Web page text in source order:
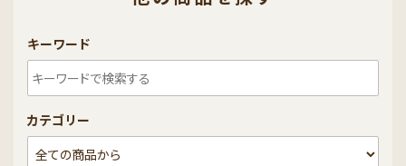
キーワード
カテゴリー